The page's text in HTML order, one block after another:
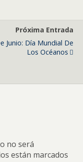
Próxima Entrada
Junio: Día Mundial De
Los Océanos
no será
están marcados